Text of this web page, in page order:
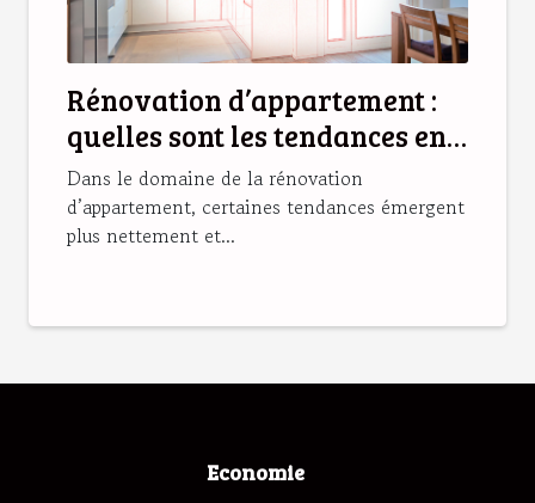
Rénovation d’appartement :
quelles sont les tendances en
2025 ?
Dans le domaine de la rénovation
d’appartement, certaines tendances émergent
plus nettement et...
Economie